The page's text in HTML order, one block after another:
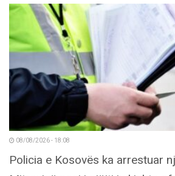
08/08/2026 - 18:08
Policia e Kosovës ka arrestuar